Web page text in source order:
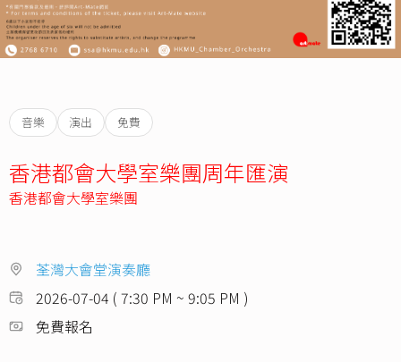
音樂 演出 免費
香港都會大學室樂團周年匯演
香港都會大學室樂團
荃灣大會堂演奏廳
2026-07-04 ( 7:30 PM ~ 9:05 PM )
免費報名